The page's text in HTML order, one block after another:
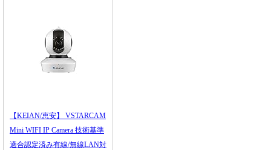
【KEIAN/恵安】 VSTARCAM
Mini WIFI IP Camera 技術基準
適合認定済み有線/無線LAN対